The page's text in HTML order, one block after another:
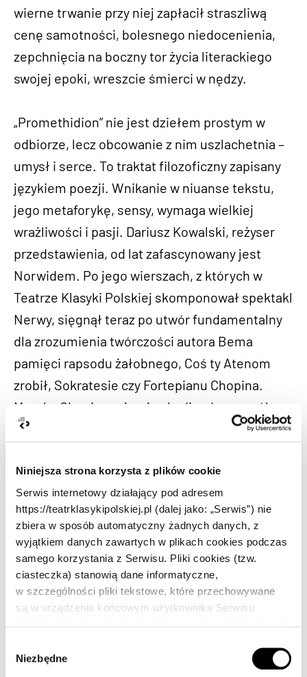
Niniejsza strona korzysta z plików cookie
Serwis internetowy działający pod adresem
https://teatrklasykipolskiej.pl (dalej jako: „Serwis”) nie
zbiera w sposób automatyczny żadnych danych, z
wyjątkiem danych zawartych w plikach cookies podczas
samego korzystania z Serwisu. Pliki cookies (tzw.
ciasteczka) stanowią dane informatyczne,
w szczególności pliki tekstowe, które przechowywane
są w urządzeniu końcowym użytkownika Serwisu
strony internetowej, z której pochodzą, czas
Niezbędne
wierne trwanie przy niej zapłacił straszliwą
cenę samotności, bolesnego niedocenienia,
zepchnięcia na boczny tor życia literackiego
swojej epoki, wreszcie śmierci w nędzy.
„Promethidion” nie jest dziełem prostym w
odbiorze, lecz obcowanie z nim uszlachetnia –
umysł i serce. To traktat filozoficzny zapisany
językiem poezji. Wnikanie w niuanse tekstu,
jego metaforykę, sensy, wymaga wielkiej
wrażliwości i pasji. Dariusz Kowalski, reżyser
przedstawienia, od lat zafascynowany jest
Norwidem. Po jego wierszach, z których w
Teatrze Klasyki Polskiej skomponował spektakl
Nerwy, sięgnął teraz po utwór fundamentalny
dla zrozumienia twórczości autora Bema
pamięci rapsodu żałobnego, Coś ty Atenom
zrobił, Sokratesie czy Fortepianu Chopina.
Muzyka Chopina zajmuje skądinąd szczególne
miejsce w „Promethidionie”. Norwid był
kompozytora.
Kowalski w swojej inscenizacji zabiera widzów
w świat myśli Cypriana Kamila. Myśli potężnej,
natchnionej, lecz zignorowanej, wyśmianej,
skazanej na niebyt przez współczesnych.
Uznanie znalazła dopiero w okresie Młodej
Stanisław Witkiewicz, ojciec Witkacego. Od
tamtej pory jest stale obecna w polskim życiu